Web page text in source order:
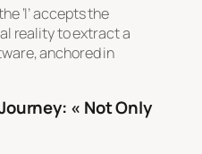
‘I’ accepts the
reality to extract a
anchored in
« Not Only